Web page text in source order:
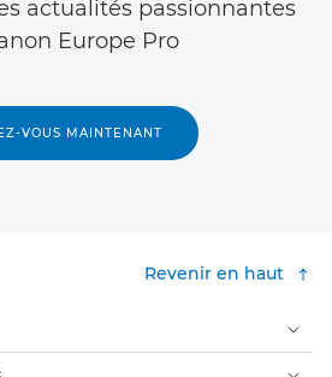
actualités passionnantes
Europe Pro
VOUS MAINTENANT
Revenir en haut